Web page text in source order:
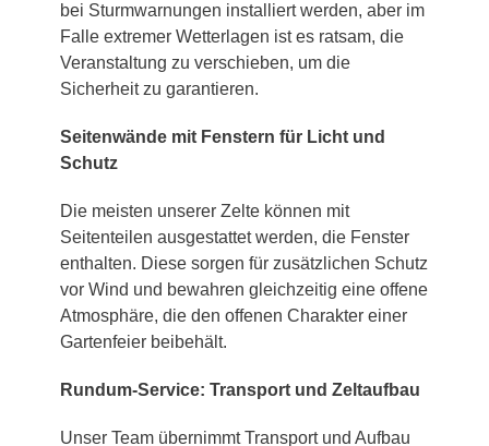
bei Sturmwarnungen installiert werden, aber im
Falle extremer Wetterlagen ist es ratsam, die
Veranstaltung zu verschieben, um die
Sicherheit zu garantieren.
Seitenwände mit Fenstern für Licht und
Schutz
Die meisten unserer Zelte können mit
Seitenteilen ausgestattet werden, die Fenster
enthalten. Diese sorgen für zusätzlichen Schutz
vor Wind und bewahren gleichzeitig eine offene
Atmosphäre, die den offenen Charakter einer
Gartenfeier beibehält.
Rundum-Service: Transport und Zeltaufbau
Unser Team übernimmt Transport und Aufbau